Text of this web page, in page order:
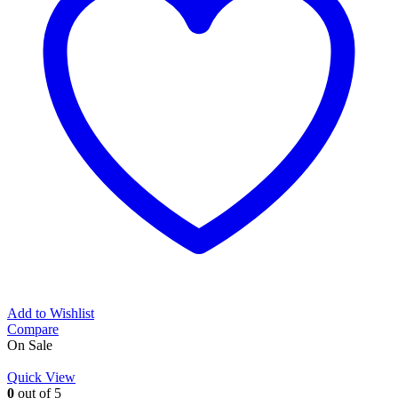
Add to Wishlist
Compare
On Sale
Quick View
0 out of 5